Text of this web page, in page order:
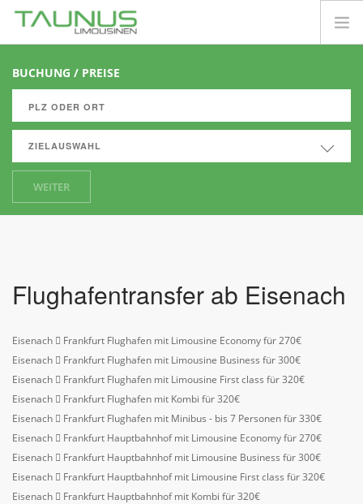
FLUGHAFENTRANSFER
FIRMENKUNDEN
INFORMATIONEN
CLUB SHUTTLE
PREISE
BUCHUNG / PREISE
ZIELAUSWAHL
WEITER
Flughafentransfer ab Eisenach
Eisenach
Frankfurt Flughafen mit Limousine Economy für 270€
Eisenach
Frankfurt Flughafen mit Limousine Business für 300€
Eisenach
Frankfurt Flughafen mit Limousine First class für 320€
Eisenach
Frankfurt Flughafen mit Kombi für 320€
Eisenach
Frankfurt Flughafen mit Minibus - bis 7 Personen für 330€
Eisenach
Frankfurt Hauptbahnhof mit Limousine Economy für 270€
Eisenach
Frankfurt Hauptbahnhof mit Limousine Business für 300€
Eisenach
Frankfurt Hauptbahnhof mit Limousine First class für 320€
Eisenach
Frankfurt Hauptbahnhof mit Kombi für 320€